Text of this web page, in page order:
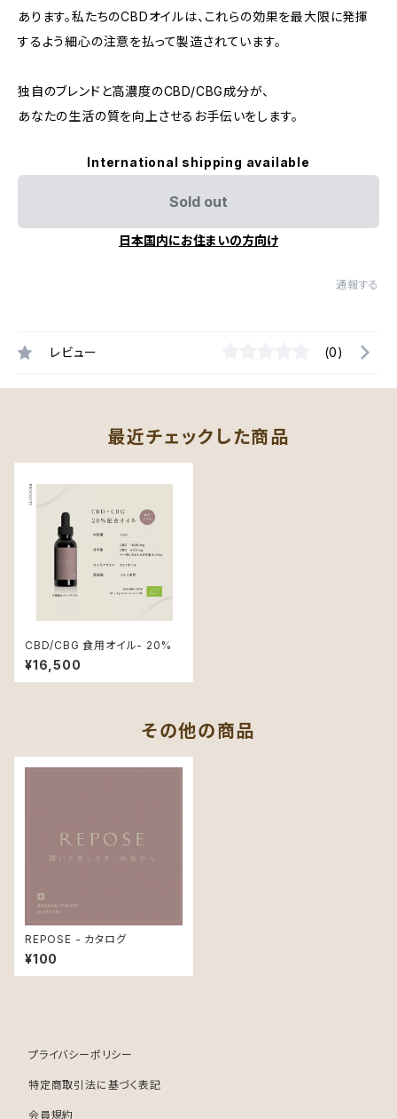
あります。私たちのCBDオイルは、これらの効果を最大限に発揮
するよう細心の注意を払って製造されています。
独自のブレンドと高濃度のCBD/CBG成分が、
あなたの生活の質を向上させるお手伝いをします。
International shipping available
Sold out
日本国内にお住まいの方向け
通報する
レビュー (0)
最近チェックした商品
CBD/CBG 食用オイル- 20%
¥16,500
その他の商品
REPOSE - カタログ
¥100
プライバシーポリシー
特定商取引法に基づく表記
会員規約